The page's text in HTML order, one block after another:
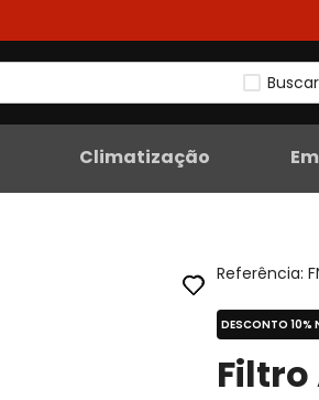
Climatização
Referência:
DESCONTO 10%